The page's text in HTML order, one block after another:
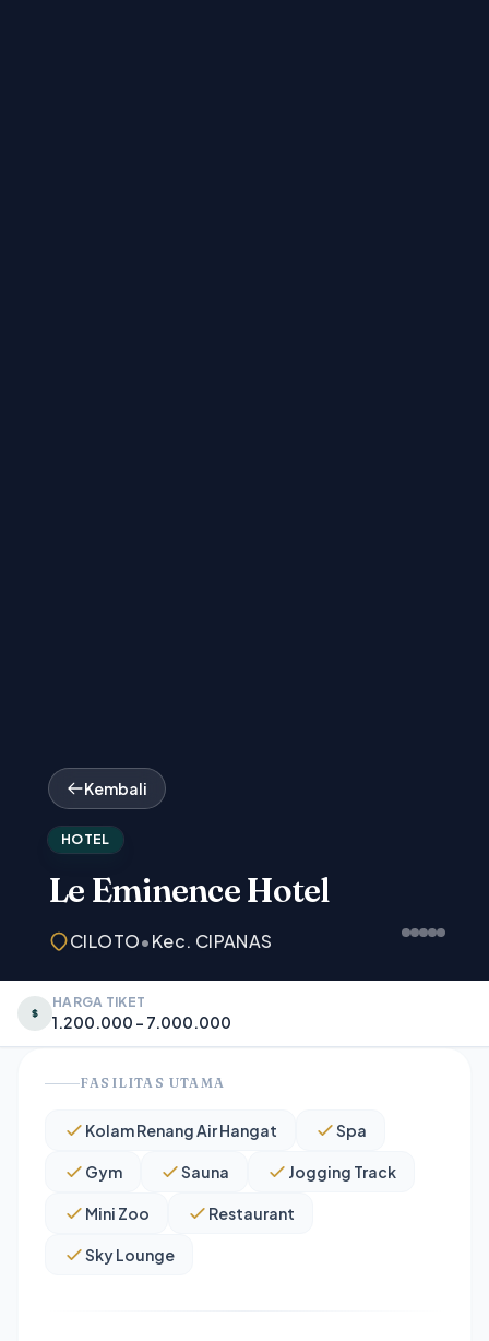
Kembali
HOTEL
Le Eminence Hotel
CILOTO•Kec. CIPANAS
HARGA TIKET
1.200.000 – 7.000.000
FASILITAS UTAMA
Kolam Renang Air Hangat Spa
Gym Sauna Jogging Track
Mini Zoo Restaurant
Sky Lounge